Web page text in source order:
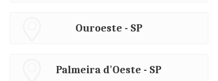
Ouroeste - SP
Palmeira d'Oeste - SP